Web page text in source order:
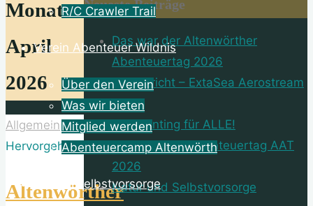
R/C Crawler Trail
Verein Abenteuer Wildnis
Über den Verein
Was wir bieten
Mitglied werden
Abenteuercamp Altenwörth
Natur | Selbstvorsorge
Monat:
April
2026
Allgemein
Hervorgehoben
Altenwörther
Neueste Beiträge
Das war der Altenwörther
Abenteuertag 2026
Testbericht – ExtaSea Aerostream
400
Dot Painting für ALLE!
Altenwörther Abenteuertag AAT
2026
Natur und Selbstvorsorge